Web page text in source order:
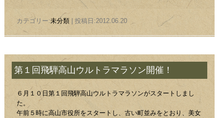
カテゴリー:未分類| 投稿日:2012.06.20
第１回飛騨高山ウルトラマラソン開催！
６月１０日第１回飛騨高山ウルトラマラソンがスタートしまし
た。
午前５時に高山市役所をスタートし、古い町並みをとおり、美女